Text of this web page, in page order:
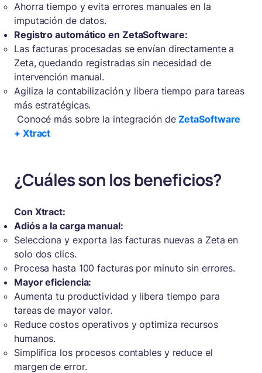
Ahorra tiempo y evita errores manuales en la
imputación de datos.
Registro automático en ZetaSoftware:
Las facturas procesadas se envían directamente a
Zeta, quedando registradas sin necesidad de
intervención manual.
Agiliza la contabilización y libera tiempo para tareas
más estratégicas.
Conocé más sobre la integración deZetaSoftware
+ Xtract
¿Cuáles son los beneficios?
Con Xtract:
Adiós a la carga manual:
Selecciona y exporta las facturas nuevas a Zeta en
solo dos clics.
Procesa hasta 100 facturas por minuto sin errores.
Mayor eficiencia:
Aumenta tu productividad y libera tiempo para
tareas de mayor valor.
Reduce costos operativos y optimiza recursos
humanos.
Simplifica los procesos contables y reduce el
margen de error.